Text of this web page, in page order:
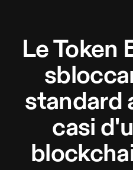
Le Token
standard
casi